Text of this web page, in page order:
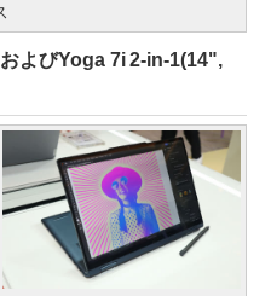
よびYoga 7i 2-in-1(14",